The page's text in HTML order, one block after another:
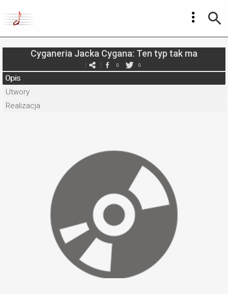
Cyganeria Jacka Cygana: Ten typ tak ma
0 0
Opis
Utwory
Realizacja